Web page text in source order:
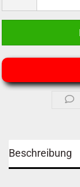
Beschreibung